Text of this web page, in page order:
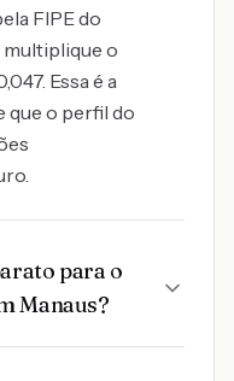
FIPE do
multiplique o
Essa é a
que o perfil do
para o
Manaus?